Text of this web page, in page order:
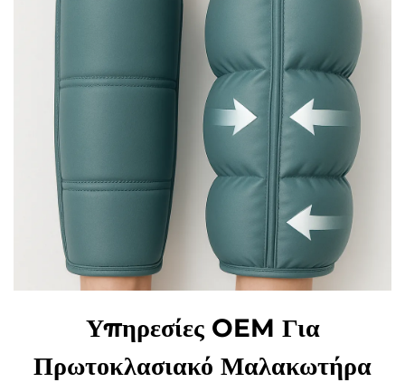
Υπηρεσίες OEM Για
Πρωτοκλασιακό Μαλακωτήρα